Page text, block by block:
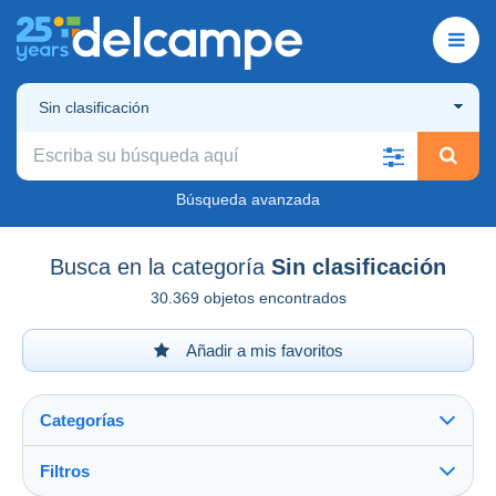
Sin clasificación
Búsqueda avanzada
Busca en la categoría Sin clasificación
30.369 objetos encontrados
Añadir a mis favoritos
Categorías
Filtros